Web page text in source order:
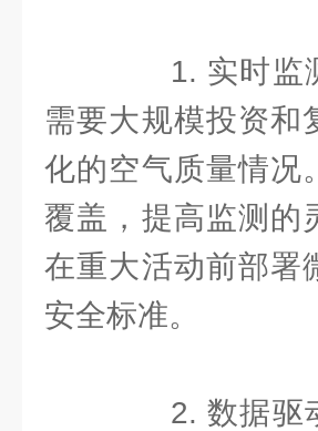
1. 实时监测
需要大规模投资和
化的空气质量情况
覆盖，提高监测的
在重大活动前部署
安全标准。
2. 数据驱动